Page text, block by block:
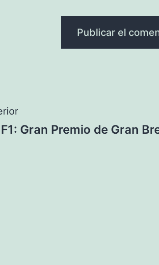
Gran Premio de Gran